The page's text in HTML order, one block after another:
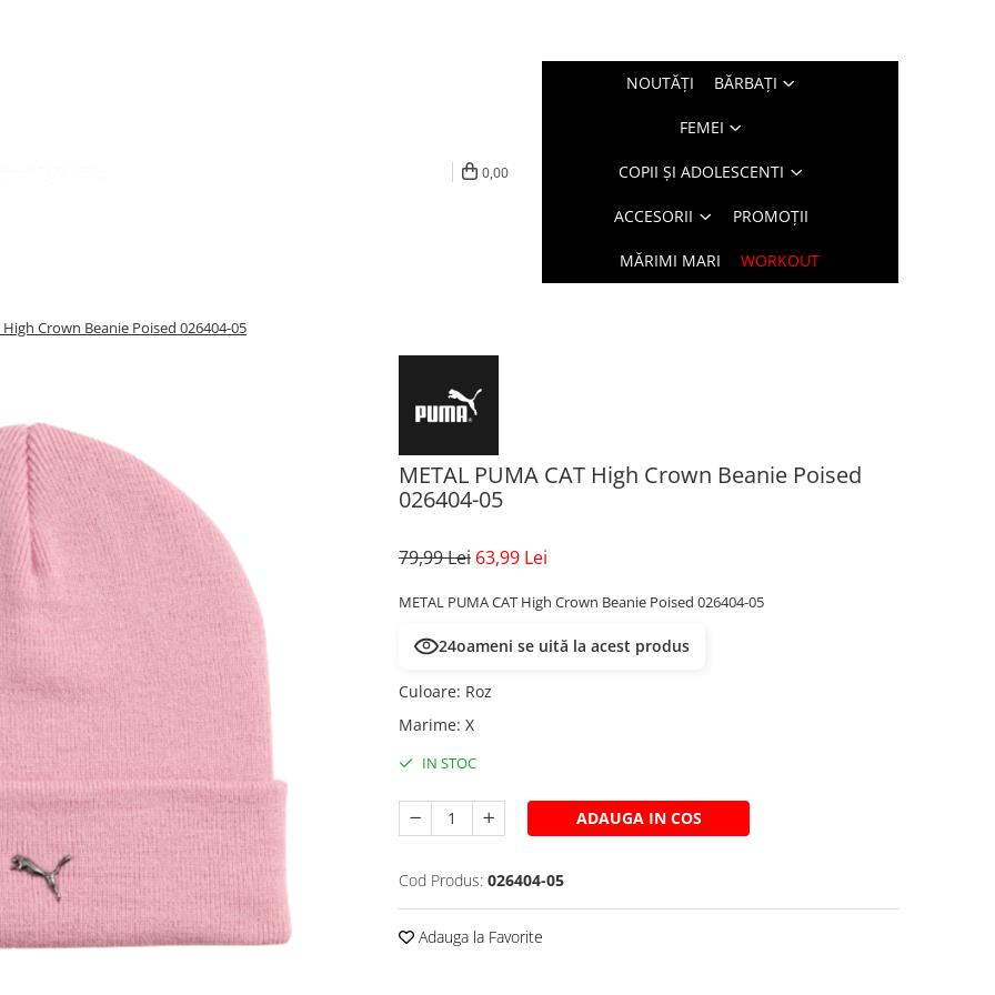
0,00
NOUTĂŢI BĂRBAŢI
FEMEI
COPII ȘI ADOLESCENTI
ACCESORII PROMOȚII
MĂRIMI MARI WORKOUT
High Crown Beanie Poised 026404-05
METAL PUMA CAT High Crown Beanie Poised
026404-05
79,99 Lei 63,99 Lei
METAL PUMA CAT High Crown Beanie Poised 026404-05
24oameni se uită la acest produs
Culoare: Roz
Marime: X
IN STOC
ADAUGA IN COS
Cod Produs: 026404-05
Adauga la Favorite